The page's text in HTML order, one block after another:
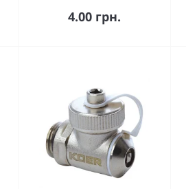
4.00 грн.
В корзину